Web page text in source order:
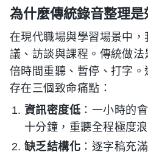
為什麼傳統錄音整理是
在現代職場與學習場景中
議、訪談與課程。傳統做
倍時間重聽、暫停、打字
存在三個致命痛點：
資訊密度低 ：一小時的
十分鐘，重聽全程極度
缺乏結構化 ：逐字稿充